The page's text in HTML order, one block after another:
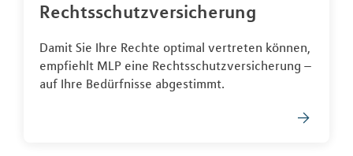
Rechtsschutzversicherung
Damit Sie Ihre Rechte optimal vertreten können,
empfiehlt MLP eine Rechtsschutzversicherung –
auf Ihre Bedürfnisse abgestimmt.